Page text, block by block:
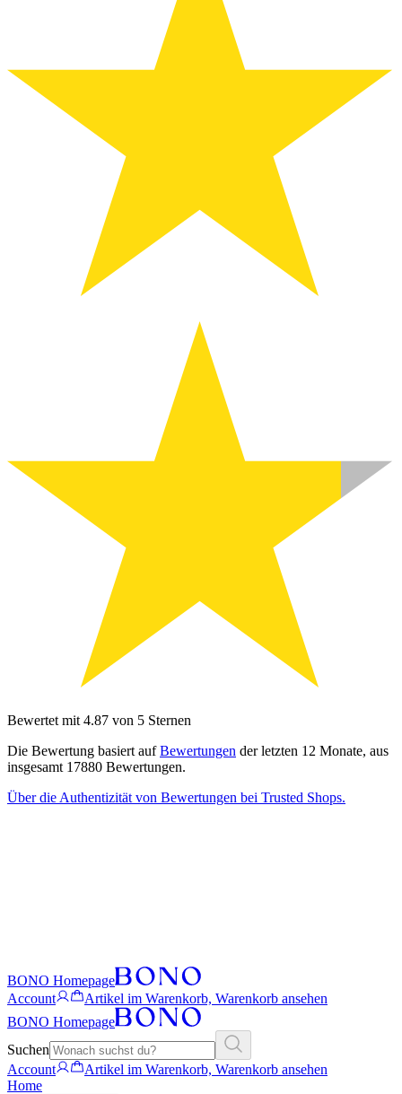
Bewertet mit 4.87 von 5 Sternen
Die Bewertung basiert aufBewertungen der letzten 12 Monate, aus
insgesamt 17880 Bewertungen.
Über die Authentizität von Bewertungen bei Trusted Shops.
BONO Homepage
Account
Artikel im Warenkorb, Warenkorb ansehen
BONO Homepage
Suchen
Account
Artikel im Warenkorb, Warenkorb ansehen
Home